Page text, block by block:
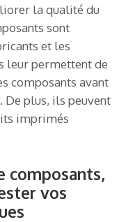
la qualité du
sont
et les
leur permettent de
composants avant
De plus, ils peuvent
imprimés
composants,
vos